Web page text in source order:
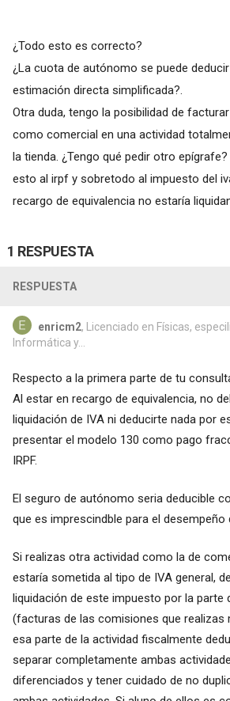
¿Todo esto es correcto?
¿La cuota de autónomo se puede
estimación directa simplificada?.
Otra duda, tengo la posibilidad de
como comercial en una actividad
la tienda. ¿Tengo qué pedir otro
esto al irpf y sobretodo al impuesto del
recargo de equivalencia no estaría
1 RESPUESTA
RESPUESTA
enricm2, Licenciado en Físicas,
Informática y...
Respecto a la primera parte de tu
Al estar en recargo de equivalencia, no
liquidación de IVA ni deducirte nada por
presentar el modelo 130 como pago
IRPF.
El seguro de autónomo seria deducible
que es imprescindble para el desempeño
Si realizas otra actividad como la de
estaría sometida al tipo de IVA general,
liquidación de este impuesto por la parte
(facturas de las comisiones que realizas
esa parte de la actividad fiscalmente
separar completamente ambas
diferenciados y tener cuidado de no